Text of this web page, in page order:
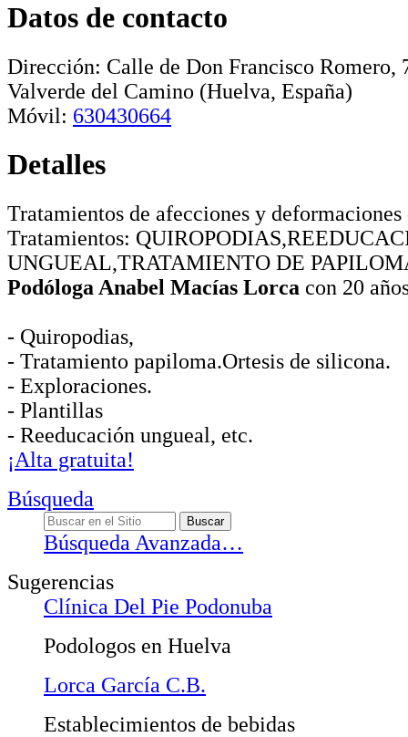
Datos de contacto
Dirección: Calle de Don Francisco Romero,
Valverde del Camino (Huelva, España)
Móvil: 630430664
Detalles
Tratamientos de afecciones y
Tratamientos:
UNGUEAL,TRATAMIENTO DE
Podóloga Anabel Macías Lorca con 20
- Quiropodias,
- Tratamiento papiloma.Ortesis de silicona.
- Exploraciones.
- Plantillas
- Reeducación ungueal, etc.
¡Alta gratuita!
Búsqueda
Búsqueda Avanzada…
Sugerencias
Clínica Del Pie Podonuba
Podologos en Huelva
Lorca García C.B.
Establecimientos de bebidas